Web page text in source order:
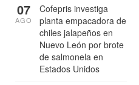
Cofepris investiga
planta empacadora de
chiles jalapeños en
Nuevo León por brote
de salmonela en
Estados Unidos
07
AGO